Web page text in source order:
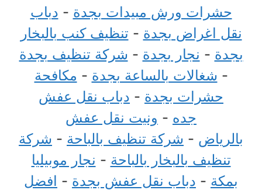
حشرات ورش مبيدات بجدة - دباب
نقل اغراض بجدة - تنظيف كنب بالبخار
بجدة - نجار بجدة - شركة تنظيف بجدة
- شغالات بالساعة بجدة - مكافحة
حشرات بجدة - دباب نقل عفش
جده - ونيت نقل عفش
بالرياض - شركة تنظيف بالباحة - شركة
تنظيف بالبخار بالباحة - نجار موبيليا
بمكة - دباب نقل عفش بجدة - افضل